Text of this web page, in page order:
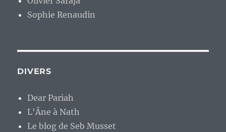
Sophie Renaudin
DIVERS
Dear Pariah
L'Âne à Nath
Le blog de Seb Musset